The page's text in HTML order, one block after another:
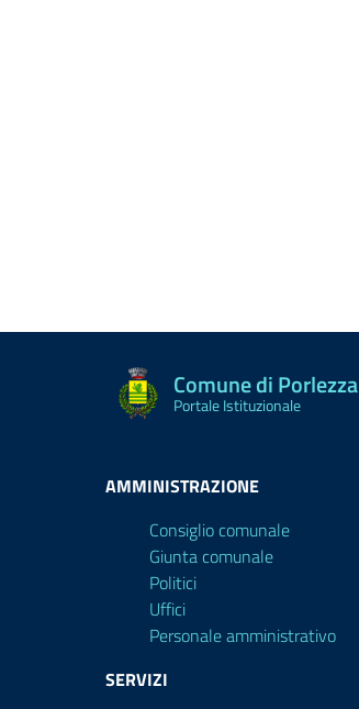
Comune di Porlezza
Portale Istituzionale
AMMINISTRAZIONE
Consiglio comunale
Giunta comunale
Politici
Uffici
Personale amministrativo
SERVIZI